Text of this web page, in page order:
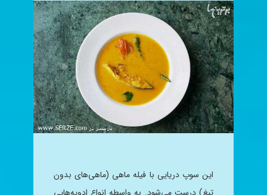
این سوپ دریایی با فیله ماهی (ماهی‌های بدون